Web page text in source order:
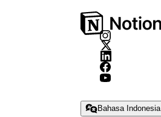
Bahasa Indonesia